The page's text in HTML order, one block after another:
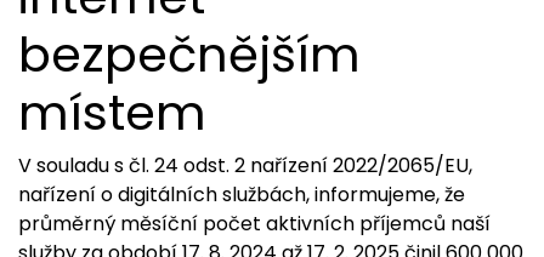
bezpečnějším
místem
V souladu s čl. 24 odst. 2 nařízení 2022/2065/EU,
nařízení o digitálních službách, informujeme, že
průměrný měsíční počet aktivních příjemců naší